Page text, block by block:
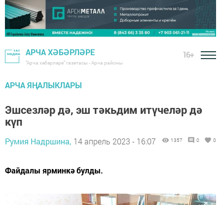
АРЧА ХӘБӘРЛӘРЕ
"Арча хәбәрләре" газетасы - Арча районы
16+
АРЧА ЯҢАЛЫКЛАРЫ
Эшсезләр дә, эш тәкьдим итүчеләр дә
күп
Румия Надршина, 14 апрель 2023 - 16:07 1357 0 0
Файдалы ярминкә булды.